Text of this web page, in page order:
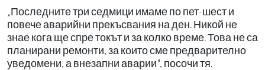
„Последните три седмици имаме по пет-шест и
повече аварийни прекъсвания на ден. Никой не
знае кога ще спре токът и за колко време. Това не са
планирани ремонти, за които сме предварително
уведомени, а внезапни аварии", посочи тя.